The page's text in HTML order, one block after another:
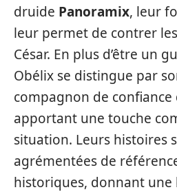
druide Panoramix, leur
leur permet de contrer
César. En plus d’être un
Obélix se distingue par
compagnon de confiance
apportant une touche
situation. Leurs histoires
agrémentées de
historiques, donnant